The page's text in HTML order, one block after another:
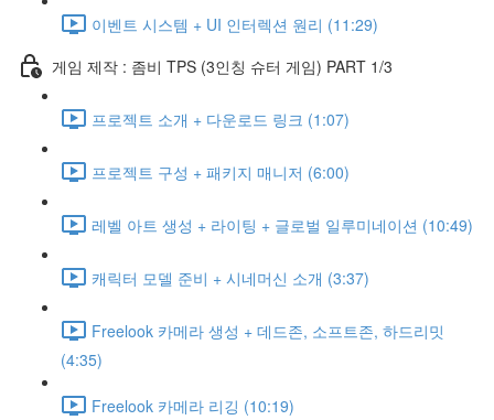
이벤트 시스템 + UI 인터렉션 원리 (11:29)
게임 제작 : 좀비 TPS (3인칭 슈터 게임) PART 1/3
프로젝트 소개 + 다운로드 링크 (1:07)
프로젝트 구성 + 패키지 매니저 (6:00)
레벨 아트 생성 + 라이팅 + 글로벌 일루미네이션 (10:49)
캐릭터 모델 준비 + 시네머신 소개 (3:37)
Freelook 카메라 생성 + 데드존, 소프트존, 하드리밋
(4:35)
Freelook 카메라 리깅 (10:19)